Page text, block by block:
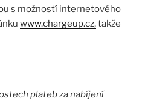
s možností internetového
www.chargeup.cz,takže
plateb za nabíjení